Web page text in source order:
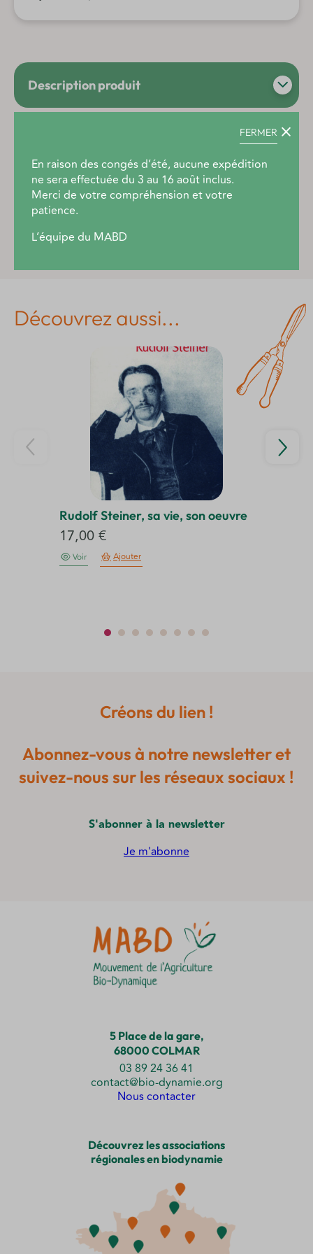
Description produit
Autre
Découvrez aussi...
Rudolf Steiner, sa vie, son oeuvre
17,00€
Voir Ajouter
FERMER
En raison des congés d’été, aucune expédition
ne sera effectuée du 3 au 16 août inclus.
Merci de votre compréhension et votre
patience.
L’équipe du MABD
Créons du lien !
Abonnez-vous à notre newsletter et
suivez-nous sur les réseaux sociaux !
S'abonner à la newsletter
Je m'abonne
5 Place de la gare,
68000 COLMAR
03 89 24 36 41
contact@bio-dynamie.org
Nous contacter
Découvrez les associations
régionales en biodynamie